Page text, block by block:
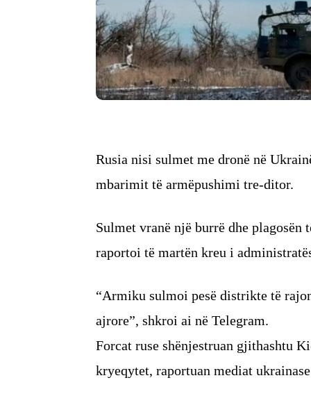
Rusia nisi sulmet me dronë në
mbarimit të armëpushimi tre-ditor.
Sulmet vranë një burrë dhe
raportoi të martën kreu i
“Armiku sulmoi pesë distrikte të
ajrore”, shkroi ai në Telegram.
Forcat ruse shënjestruan gjithashtu
kryeqytet, raportuan mediat